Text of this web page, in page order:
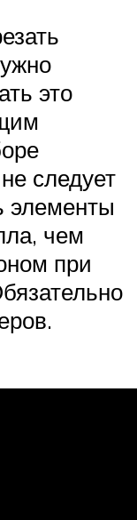
это
следует
элементы
чем
при